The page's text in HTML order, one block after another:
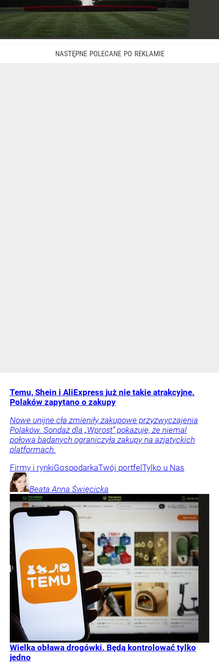
Temu, Shein i AliExpress już nie takie atrakcyjne.
Polaków zapytano o zakupy
Nowe unijne cła zmieniły zakupowe przyzwyczajenia
Polaków. Sondaż dla „Wprost” pokazuje, że niemal
połowa badanych ograniczyła zakupy na azjatyckich
platformach.
Firmy i rynkiGospodarkaTwój portfel Tylko u Nas
Beata Anna Święcicka
Wielka obława drogówki. Będą kontrolować tylko
jedno